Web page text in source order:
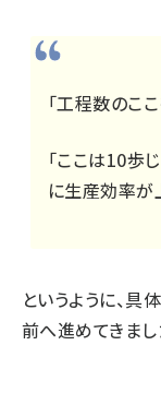
「工程数のこ
「ここは10歩
に生産効率が
というように、
前へ進めてきまし